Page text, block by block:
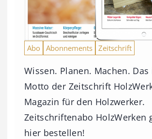
Abo Abonnements Zeitschrift
Wissen. Planen. Machen. Das
Motto der Zeitschrift
Magazin für den Holzwerker.
Zeitschriftenabo HolzWerken
hier bestellen!